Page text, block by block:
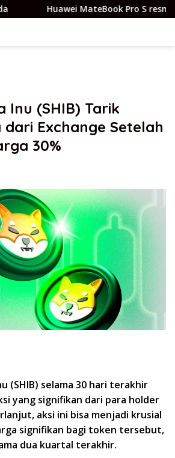
Huawei MateBook Pro S resmi, laptop
Inu (SHIB) Tarik
dari Exchange Setelah
30%
(SHIB) selama 30 hari terakhir
yang signifikan dari para holder
aksi ini bisa menjadi krusial
signifikan bagi token tersebut,
dua kuartal terakhir.